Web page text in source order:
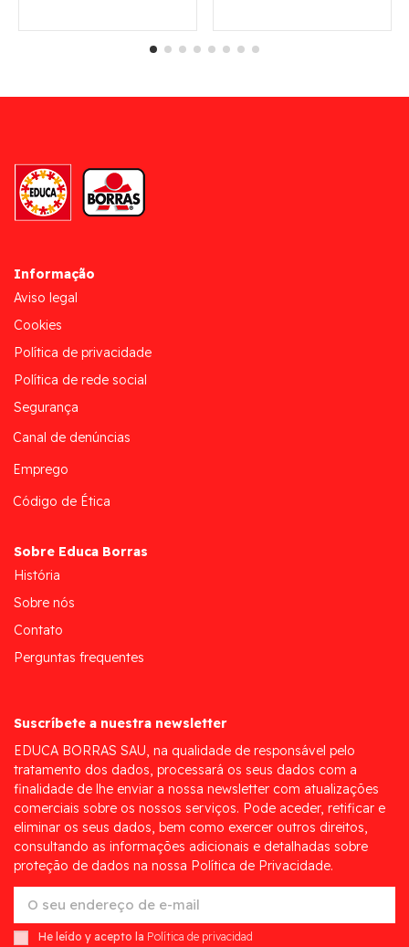
Informação
Aviso legal
Cookies
Política de privacidade
Política de rede social
Segurança
Canal de denúncias
Emprego
Código de Ética
Sobre Educa Borras
História
Sobre nós
Contato
Perguntas frequentes
Suscríbete a nuestra newsletter
EDUCA BORRAS SAU, na qualidade de responsável pelo
tratamento dos dados, processará os seus dados com a
finalidade de lhe enviar a nossa newsletter com atualizações
comerciais sobre os nossos serviços. Pode aceder, retificar e
eliminar os seus dados, bem como exercer outros direitos,
consultando as informações adicionais e detalhadas sobre
proteção de dados na nossa Política de Privacidade.
He leído y acepto la Política de privacidad